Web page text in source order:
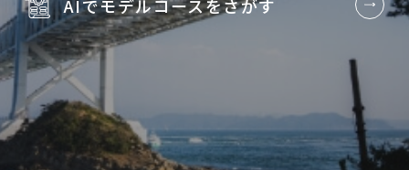
AIでモデルコースをさがす